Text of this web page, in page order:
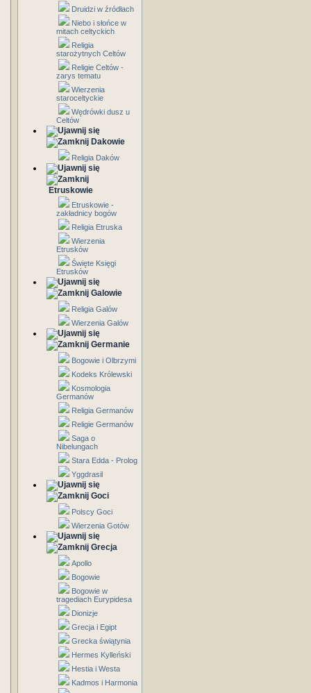
Druidzi w źródłach
Niebo i słońce w
mitach celtyckich
Religia
starożytnych Celtów
Religie Celtów -
zarys tematu
Wierzenia
staroceltyckie
Wędrówki dusz u
Celtów
Dakowie
Religia Daków
Etruskowie
Etruskowie -
zakładnicy bogów
Religia Etruska
Wierzenia
Etrusków
Święte Księgi
Etrusków
Galowie
Religia Galów
Wierzenia Galów
Germanie
Bogowie i Olbrzymi
Kodeks Królewski
Kosmologia
Germanów
Religia Germanów
Religie Germanów
Saga o
Nibelungach
Stara Edda - Prolog
Yggdrasil
Goci
Polscy Goci
Wierzenia Gotów
Grecja
Apollo
Bogowie
Bogowie w
tragediach Eurypidesa
Dionizje
Grecja i Egipt
Grecka świątynia
Hermes Kylleński
Hestia i Westa
Kadmos i Harmonia